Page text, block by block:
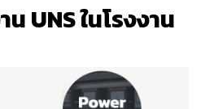
UNS ในโรงงาน